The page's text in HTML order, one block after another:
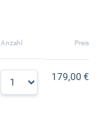
Anzahl Preis
179,00 €